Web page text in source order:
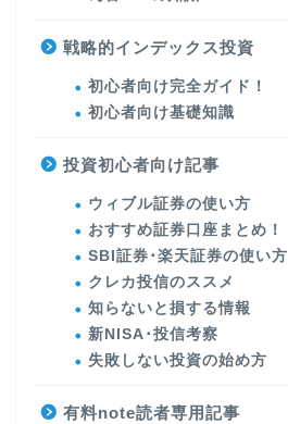
戦略的インデックス投資
初心者向け完全ガイド！
初心者向け基礎知識
投資初心者向け記事
ウィブル証券の使い方
おすすめ証券口座まとめ！
SBI証券･楽天証券の使い方
クレカ投信のススメ
知らないと損する情報
新NISA･投信考察
失敗しない投資の始め方
有料note読者専用記事